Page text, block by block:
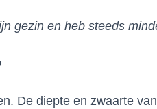
gezin en heb steeds
De diepte en zwaarte